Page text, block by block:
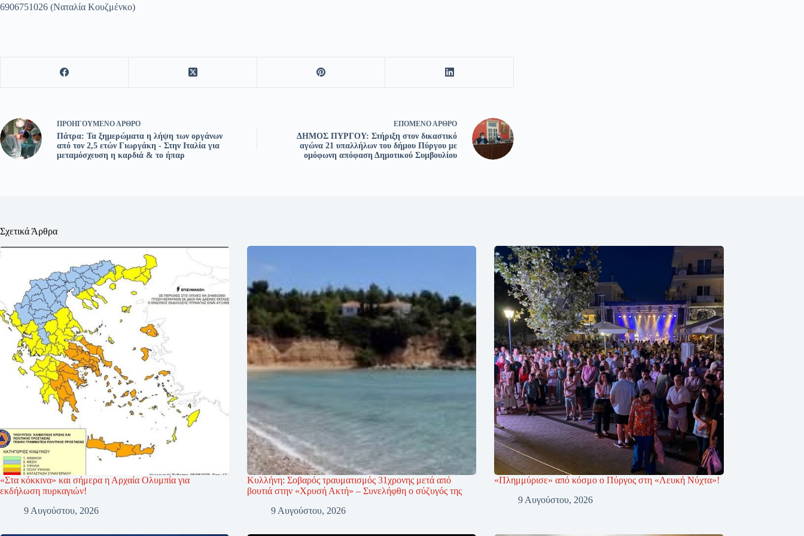
6906751026 (Ναταλία Κουζμένκο)
ΠΡΟΗΓΟΎΜΕΝΟΆΡΘΡΟ
Πάτρα: Τα ξημερώματα η λήψη των οργάνων
από τον 2,5 ετών Γιωργάκη - Στην Ιταλία για
μεταμόσχευση η καρδιά & το ήπαρ
ΕΠΌΜΕΝΟΆΡΘΡΟ
ΔΗΜΟΣ ΠΥΡΓΟΥ: Στήριξη στον δικαστικό
αγώνα 21 υπαλλήλων του δήμου Πύργου με
ομόφωνη απόφαση Δημοτικού Συμβουλίου
Σχετικά Άρθρα
«Στα κόκκινα» και σήμερα η Αρχαία Ολυμπία για
εκδήλωση πυρκαγιών!
9 Αυγούστου, 2026
Κυλλήνη: Σοβαρός τραυματισμός 31χρονης μετά από
βουτιά στην «Χρυσή Ακτή» – Συνελήφθη ο σύζυγός της
9 Αυγούστου, 2026
«Πλημμύρισε» από κόσμο ο Πύργος στη «Λευκή Νύχτα»!
9 Αυγούστου, 2026